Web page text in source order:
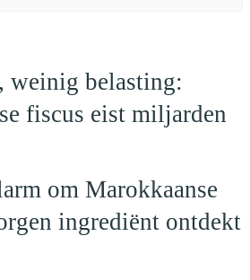
weinig belasting:
fiscus eist miljarden
om Marokkaanse
ingrediënt ontdekt